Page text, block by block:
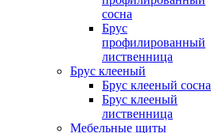
сосна
Брус
профилированный
лиственница
Брус клееный
Брус клееный сосна
Брус клееный
лиственница
Мебельные щиты